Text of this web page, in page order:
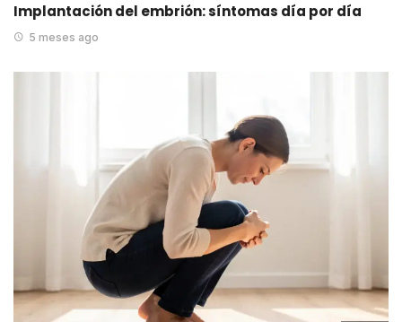
Implantación del embrión: síntomas día por día
5 meses ago